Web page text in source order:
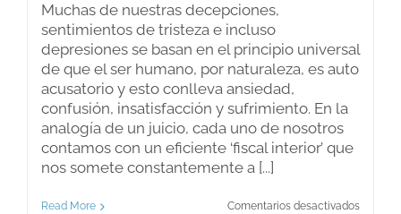
Muchas de nuestras decepciones,
sentimientos de tristeza e incluso
depresiones se basan en el principio universal
de que el ser humano, por naturaleza, es auto
acusatorio y esto conlleva ansiedad,
confusión, insatisfacción y sufrimiento. En la
analogía de un juicio, cada uno de nosotros
contamos con un eficiente ‘fiscal interior’ que
nos somete constantemente a [...]
Read More Comentarios desactivadosen